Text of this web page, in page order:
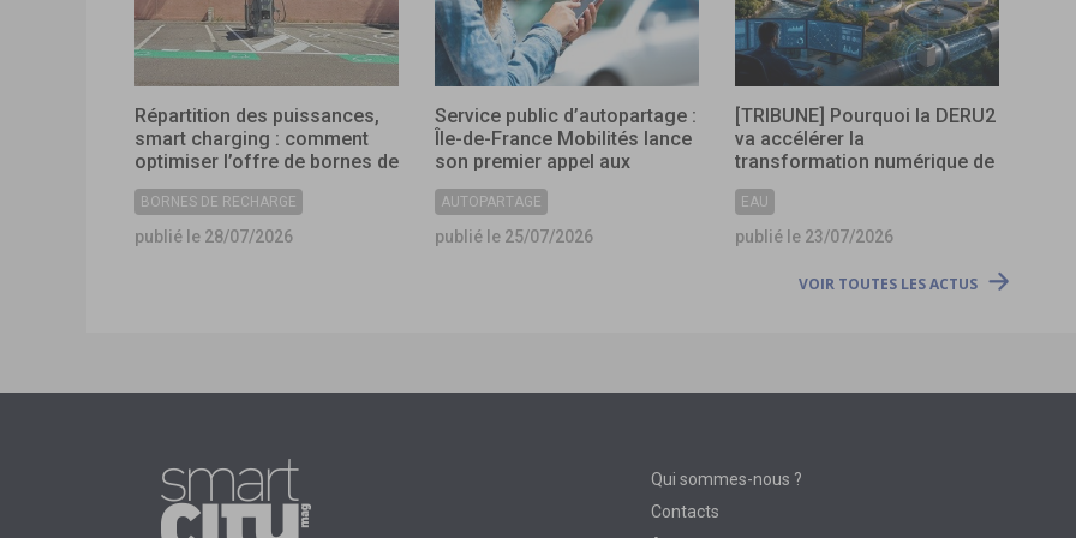
Répartition des puissances,
smart charging : comment
optimiser l’offre de bornes de
recharge dans les
collectivités ?
BORNES DE RECHARGE
publié le 28/07/2026
Service public d’autopartage :
Île-de-France Mobilités lance
son premier appel aux
collectivités
AUTOPARTAGE
publié le 25/07/2026
[TRIBUNE] Pourquoi la DERU2
va accélérer la
transformation numérique de
l’assainissement ?
EAU
publié le 23/07/2026
VOIR TOUTES LES ACTUS
Qui sommes-nous ?
Contacts